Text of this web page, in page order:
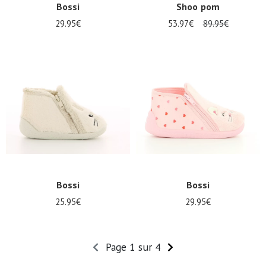
Bossi
29.95€
Shoo pom
53.97€ 89.95€
Bossi
25.95€
Bossi
29.95€
Page 1 sur 4